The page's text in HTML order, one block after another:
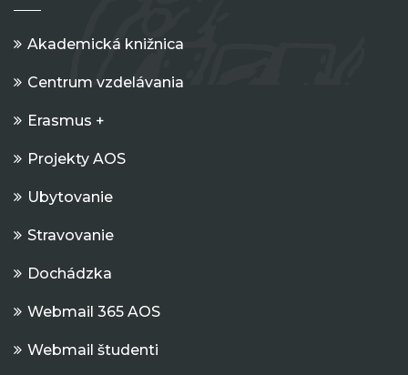
Akademická knižnica
Centrum vzdelávania
Erasmus +
Projekty AOS
Ubytovanie
Stravovanie
Dochádzka
Webmail 365 AOS
Webmail študenti